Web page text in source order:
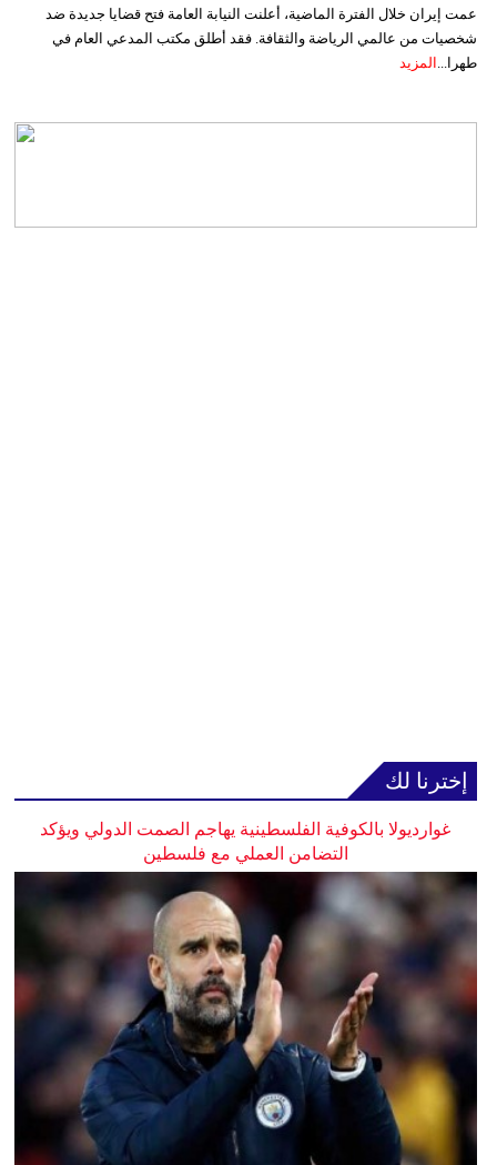
عمت إيران خلال الفترة الماضية، أعلنت النيابة العامة فتح قضايا جديدة ضد
شخصيات من عالمي الرياضة والثقافة. فقد أطلق مكتب المدعي العام في
طهرا... المزيد
إخترنا لك
غوارديولا بالكوفية الفلسطينية يهاجم الصمت الدولي ويؤكد
التضامن العملي مع فلسطين